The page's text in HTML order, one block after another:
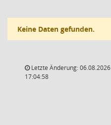
Keine Daten gefunden.
Letzte Änderung: 06.08.2026
17:04:58